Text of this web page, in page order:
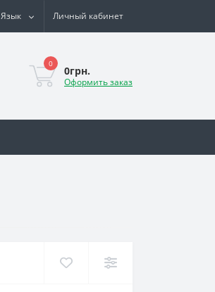
Язык Личный кабинет
0
0грн.
Оформить заказ